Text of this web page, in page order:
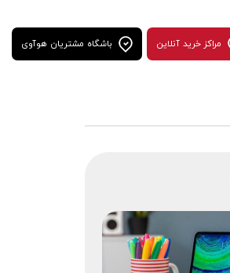
مراكز خريد آنلاين باشگاه مشتریان هوآوی